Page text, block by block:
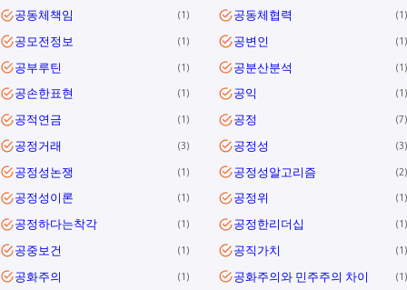
공동체책임 1 공동체협력 1
공모전정보 1 공변인 1
공부루틴 1 공분산분석 1
공손한표현 1 공익 1
공적연금 1 공정 7
공정거래 3 공정성 3
공정성논쟁 1 공정성알고리즘 2
공정성이론 1 공정위 1
공정하다는착각 1 공정한리더십 1
공중보건 1 공직가치 1
공화주의 1 공화주의와 민주주의 차이 1